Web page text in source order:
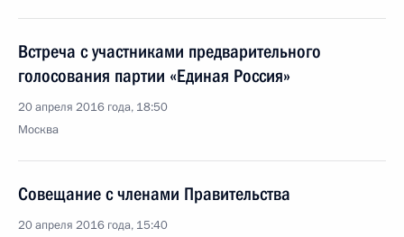
Встреча с участниками предварительного
голосования партии «Единая Россия»
20 апреля 2016 года, 18:50
Москва
Совещание с членами Правительства
20 апреля 2016 года, 15:40